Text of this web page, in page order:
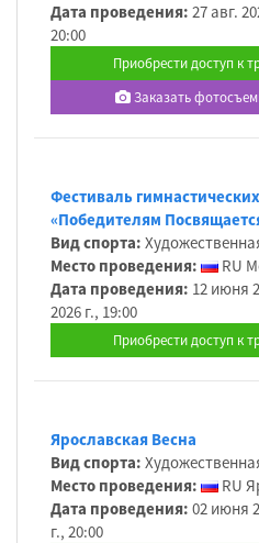
Дата проведения: 27 авг.
20:00
Приобрести доступ к
Заказать
Фестиваль
«Победителям
Вид спорта:
Место проведения:
RU
Дата проведения: 12 июня
2026 г., 19:00
Приобрести доступ к
Ярославская Весна
Вид спорта:
Место проведения:
RU
Дата проведения: 02 июня
г., 20:00